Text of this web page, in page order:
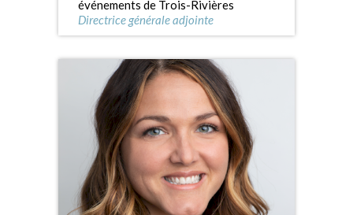
événements de Trois-Rivières
Directrice générale adjointe